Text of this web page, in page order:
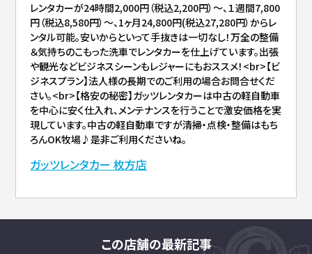
レンタカーが24時間2,000円（税込2,200円）～、１週間7,800
円（税込8,580円）～、1ヶ月24,800円(税込27,280円）からレ
ンタル可能。安いからといって手抜きは一切なし！万全の整備
＆気持ちのこもった洗車でレンタカーを仕上げています。出張
や観光などビジネスシーンもレジャーにもおススメ！<br>【ビ
ジネスプラン】法人様の長期でのご利用の場合お問合せくだ
さい。<br>【格安の秘密】ガッツレンタカーは中古の軽自動車
を中心に安く仕入れ、メンテナンスを行うことで激安価格を実
現しています。中古の軽自動車ですが清掃・点検・整備はもち
ろんOK牧場♪是非ご利用くださいね。
ガッツレンタカー 枚方店
この店舗の最新記事